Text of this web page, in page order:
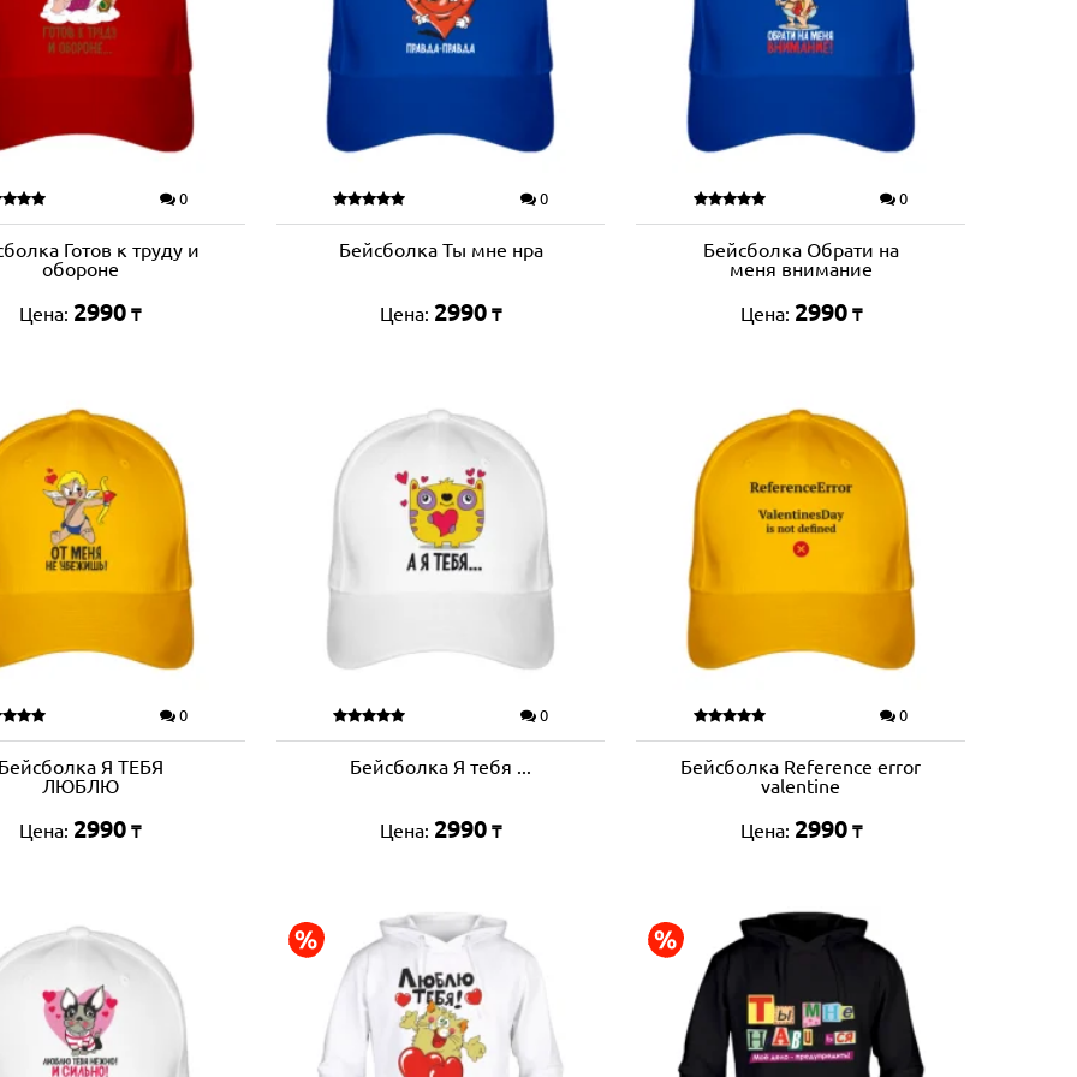
0
Готов к труду и
обороне
Цена: 2990 ₸
0
Бейсболка Ты мне нра
Цена: 2990 ₸
0
Бейсболка Обрати на
меня внимание
Цена: 2990 ₸
0
Я ТЕБЯ
ЛЮБЛЮ
Цена: 2990 ₸
0
Бейсболка Я тебя ...
Цена: 2990 ₸
0
Бейсболка Reference error
valentine
Цена: 2990 ₸